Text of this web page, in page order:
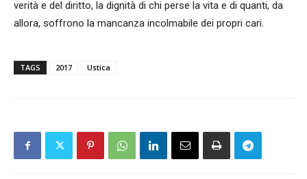
verità e del diritto, la dignità di chi perse la vita e di quanti, da
allora, soffrono la mancanza incolmabile dei propri cari.
TAGS 2017 Ustica